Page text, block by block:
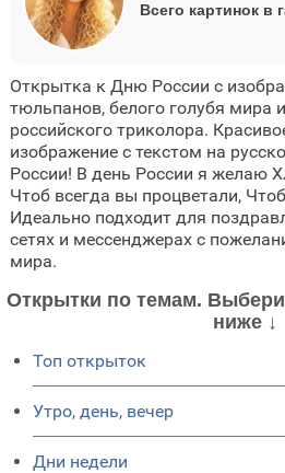
Всего картинок в
Открытка к Дню России с
тюльпанов, белого голубя мира
российского триколора.
изображение с текстом на
России! В день России я желаю
Чтоб всегда вы процветали,
Идеально подходит для
сетях и мессенджерах с
мира.
Открытки по темам.
ниже ↓
Топ открыток
Утро, день, вечер
Дни недели